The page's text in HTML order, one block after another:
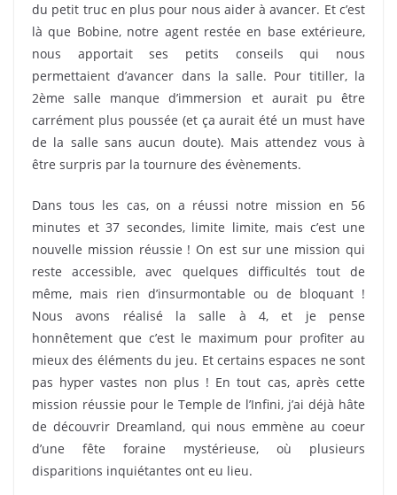
du petit truc en plus pour nous aider à avancer. Et c’est
là que Bobine, notre agent restée en base extérieure,
nous apportait ses petits conseils qui nous
permettaient d’avancer dans la salle. Pour titiller, la
2ème salle manque d’immersion et aurait pu être
carrément plus poussée (et ça aurait été un must have
de la salle sans aucun doute). Mais attendez vous à
être surpris par la tournure des évènements.
Dans tous les cas, on a réussi notre mission en 56
minutes et 37 secondes, limite limite, mais c’est une
nouvelle mission réussie ! On est sur une mission qui
reste accessible, avec quelques difficultés tout de
même, mais rien d’insurmontable ou de bloquant !
Nous avons réalisé la salle à 4, et je pense
honnêtement que c’est le maximum pour profiter au
mieux des éléments du jeu. Et certains espaces ne sont
pas hyper vastes non plus ! En tout cas, après cette
mission réussie pour le Temple de l’Infini, j’ai déjà hâte
de découvrir Dreamland, qui nous emmène au coeur
d’une fête foraine mystérieuse, où plusieurs
disparitions inquiétantes ont eu lieu.